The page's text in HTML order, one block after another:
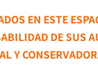
EN ESTE
DE SUS
Y